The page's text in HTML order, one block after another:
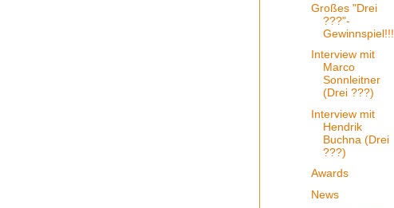
Großes "Drei
???"-
Gewinnspiel!!!
Interview mit
Marco
Sonnleitner
(Drei ???)
Interview mit
Hendrik
Buchna (Drei
???)
Awards
News